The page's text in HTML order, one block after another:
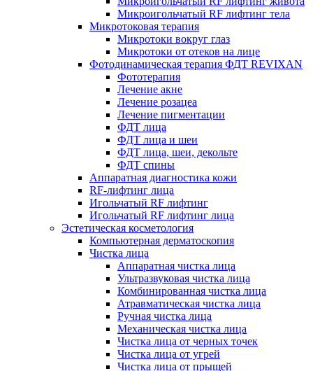
Микроигольчатый RF лифтинг тела
Микротоковая терапия
Микротоки вокруг глаз
Микротоки от отеков на лице
Фотодинамическая терапия ФДТ REVIXAN
Фототерапия
Лечение акне
Лечение розацеа
Лечение пигментации
ФДТ лица
ФДТ лица и шеи
ФДТ лица, шеи, декольте
ФДТ спины
Аппаратная диагностика кожи
RF-лифтинг лица
Игольчатый RF лифтинг
Игольчатый RF лифтинг лица
Эстетическая косметология
Компьютерная дерматоскопия
Чистка лица
Аппаратная чистка лица
Ультразвуковая чистка лица
Комбинированная чистка лица
Атравматическая чистка лица
Ручная чистка лица
Механическая чистка лица
Чистка лица от черных точек
Чистка лица от угрей
Чистка лица от прыщей